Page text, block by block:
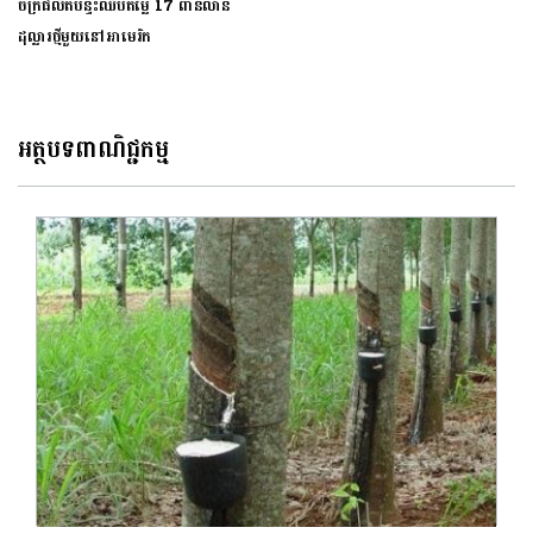
ដុល្លារថ្មីមួយនៅអាមេរិក
អត្ថបទពាណិជ្ជកម្ម